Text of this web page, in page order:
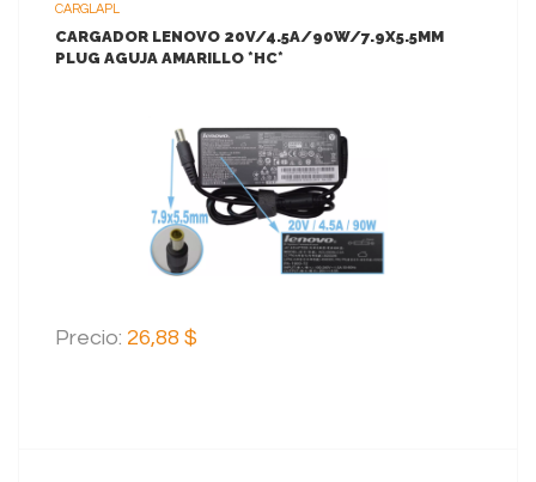
CARGLAPL
CARGADOR LENOVO 20V/4.5A/90W/7.9X5.5MM
PLUG AGUJA AMARILLO *HC*
AGREGAR AL CARRITO
Precio: 26,88 $